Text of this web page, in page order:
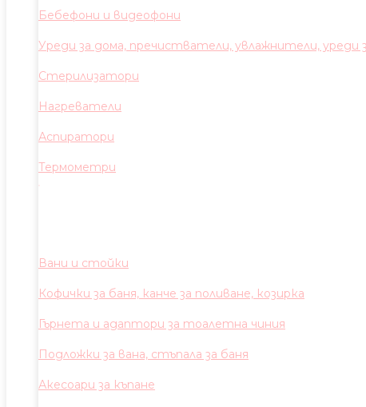
Бебефони и видеофони
Уреди за дома, пречистватели, увлажнители, уреди
Стерилизатори
Нагреватели
Аспиратори
Термометри
Вани и стойки
Кофички за баня, канче за поливане, козирка
Гърнета и адаптори за тоалетна чиния
Подложки за вана, стъпала за баня
Акесоари за къпане